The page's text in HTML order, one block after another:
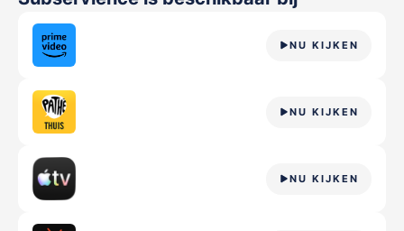
NU KIJKEN
NU KIJKEN
NU KIJKEN